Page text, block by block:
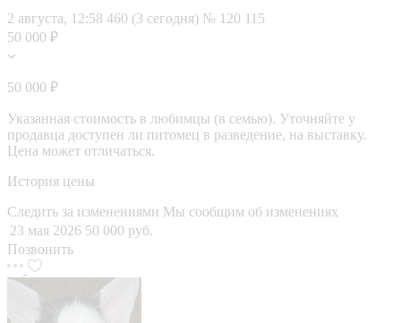
2 августа, 12:58 460 (3 сегодня) № 120 115
50 000 ₽
50 000 ₽
Указанная стоимость в любимцы (в семью). Уточняйте у
продавца доступен ли питомец в разведение, на выставку.
Цена может отличаться.
История цены
Следить за изменениями Мы сообщим об изменениях
23 мая 2026 50 000 руб.
Позвонить